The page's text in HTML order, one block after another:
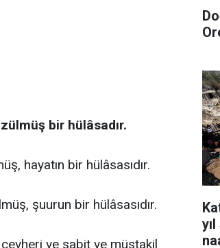
bir hülâsadır.
hayatın bir hülâsasıdır.
şuurun bir hülâsasıdır.
ve sabit ve müstakil